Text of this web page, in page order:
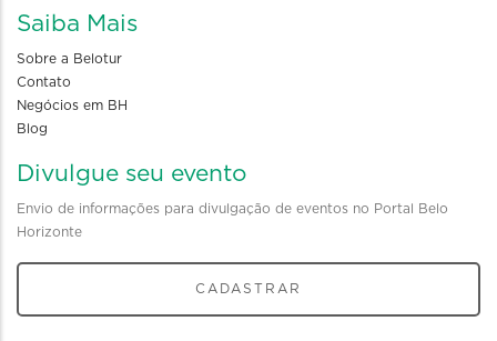
Saiba Mais
Sobre a Belotur
Contato
Negócios em BH
Blog
Divulgue seu evento
Envio de informações para divulgação de eventos no Portal Belo
Horizonte
CADASTRAR